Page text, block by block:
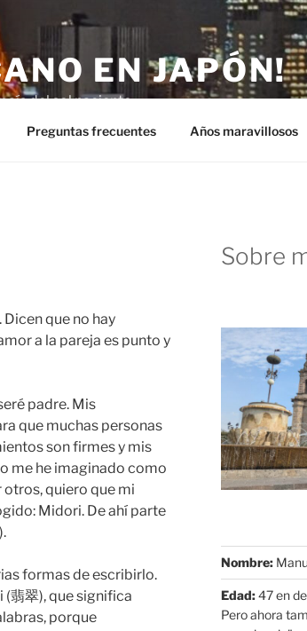
EN JAPÓN!
del sol naciente.
Preguntas frecuentes Años maravillosos
que no hay
a la pareja es punto y
padre. Mis
que muchas personas
son firmes y mis
me he imaginado como
quiero que mi
Midori. De ahí parte
formas de escribirlo.
(翡翠), que significa
porque
Sobre
Nombre:
Edad:47 en
Pero ahora